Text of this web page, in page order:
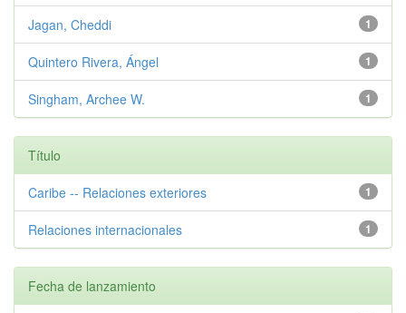
1
Jagan, Cheddi
1
Quintero Rivera, Ángel
1
Singham, Archee W.
Título
1
Caribe -- Relaciones exteriores
1
Relaciones internacionales
Fecha de lanzamiento